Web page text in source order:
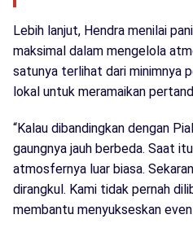
Lebih lanjut, Hendra menilai
maksimal dalam mengelola
satunya terlihat dari minimnya
lokal untuk meramaikan
“Kalau dibandingkan dengan
gaungnya jauh berbeda. Saat
atmosfernya luar biasa.
dirangkul. Kami tidak pernah
membantu menyukseskan